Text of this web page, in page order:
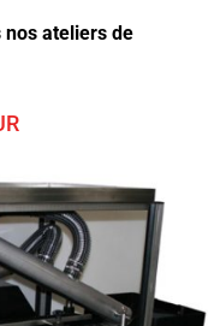
ateliers de